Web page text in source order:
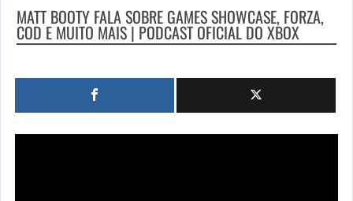
MATT BOOTY FALA SOBRE GAMES SHOWCASE, FORZA,
COD E MUITO MAIS | PODCAST OFICIAL DO XBOX